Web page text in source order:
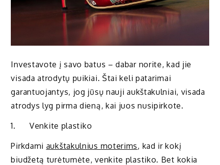
Investavote į savo batus – dabar norite, kad jie
visada atrodytų puikiai. Štai keli patarimai
garantuojantys, jog jūsų nauji aukštakulniai, visada
atrodys lyg pirma dieną, kai juos nusipirkote.
1. Venkite plastiko
Pirkdami aukštakulnius moterims, kad ir kokį
biudžetą turėtumėte, venkite plastiko. Bet kokia